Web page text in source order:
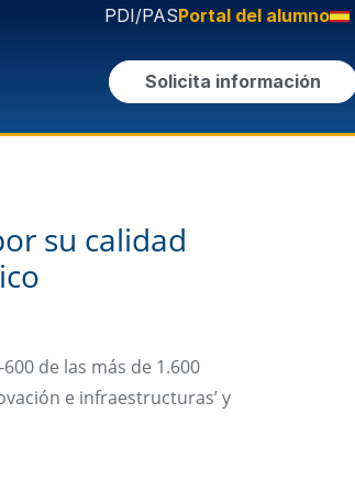
PDI/PASPortal del alumno
Solicita información
su calidad
de las más de 1.600
e infraestructuras’ y